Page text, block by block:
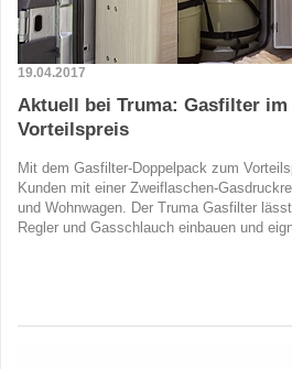
19.04.2017
Aktuell bei Truma: Gasfilter im
Vorteilspreis
Mit dem Gasfilter-Doppelpack zum
Kunden mit einer Zweiflaschen-
und Wohnwagen. Der Truma Gasfilter
Regler und Gasschlauch einbauen und